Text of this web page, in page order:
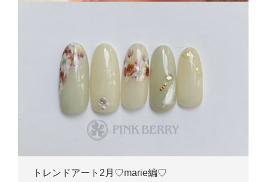
トレンドアート2月♡marie編♡